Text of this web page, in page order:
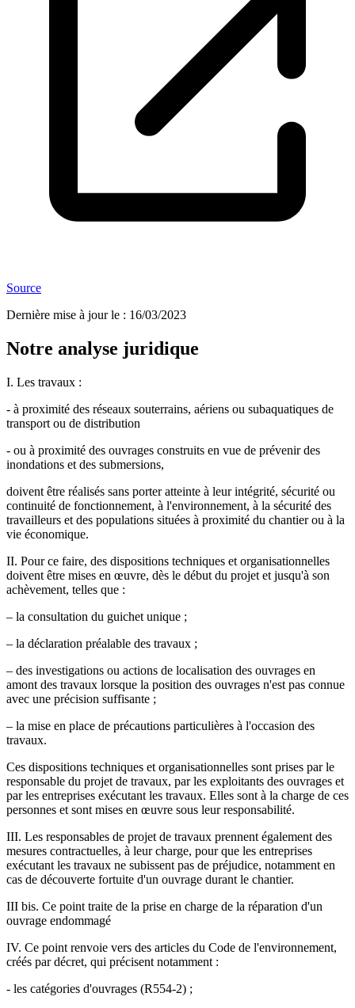
Source
Dernière mise à jour le : 16/03/2023
Notre analyse juridique
I. Les travaux :
- à proximité des réseaux souterrains, aériens ou subaquatiques de
transport ou de distribution
- ou à proximité des ouvrages construits en vue de prévenir des
inondations et des submersions,
doivent être réalisés sans porter atteinte à leur intégrité, sécurité ou
continuité de fonctionnement, à l'environnement, à la sécurité des
travailleurs et des populations situées à proximité du chantier ou à la
vie économique.
II. Pour ce faire, des dispositions techniques et organisationnelles
doivent être mises en œuvre, dès le début du projet et jusqu'à son
achèvement, telles que :
– la consultation du guichet unique ;
– la déclaration préalable des travaux ;
– des investigations ou actions de localisation des ouvrages en
amont des travaux lorsque la position des ouvrages n'est pas connue
avec une précision suffisante ;
– la mise en place de précautions particulières à l'occasion des
travaux.
Ces dispositions techniques et organisationnelles sont prises par le
responsable du projet de travaux, par les exploitants des ouvrages et
par les entreprises exécutant les travaux. Elles sont à la charge de ces
personnes et sont mises en œuvre sous leur responsabilité.
III. Les responsables de projet de travaux prennent également des
mesures contractuelles, à leur charge, pour que les entreprises
exécutant les travaux ne subissent pas de préjudice, notamment en
cas de découverte fortuite d'un ouvrage durant le chantier.
III bis. Ce point traite de la prise en charge de la réparation d'un
ouvrage endommagé
IV. Ce point renvoie vers des articles du Code de l'environnement,
créés par décret, qui précisent notamment :
- les catégories d'ouvrages (R554-2) ;